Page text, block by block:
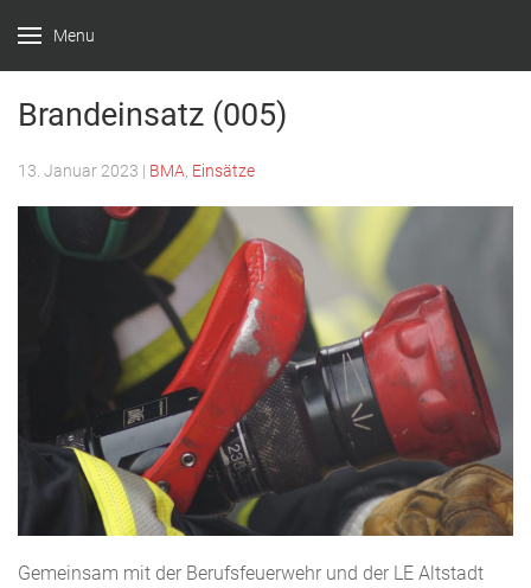
Menu
Witten –
Löscheinheit
Brandeinsatz (005)
13. Januar 2023 | BMA Einsätze
Gemeinsam mit der Berufsfeuerwehr und der LE Altstadt